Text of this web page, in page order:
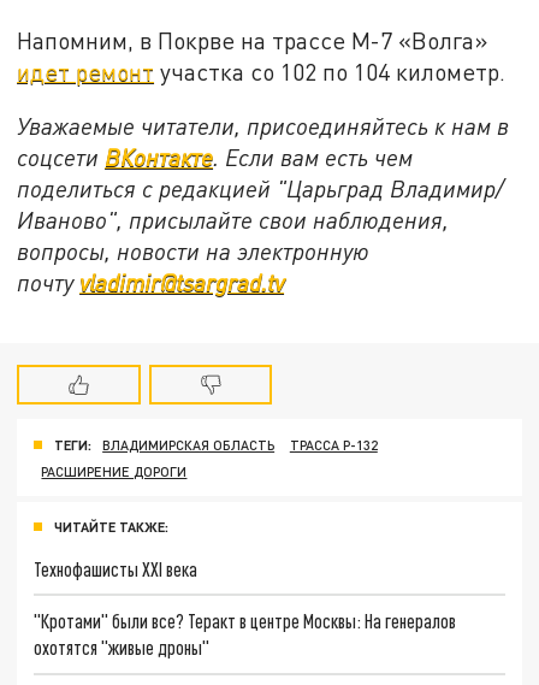
Напомним, в Покрве на трассе М-7 «Волга»
идет ремонт участка со 102 по 104 километр.
Уважаемые читатели, присоединяйтесь к нам в
соцсети ВКонтакте. Если вам есть чем
поделиться с редакцией "Царьград Владимир/
Иваново", присылайте свои наблюдения,
вопросы, новости на электронную
почту vladimir@tsargrad.tv
ТЕГИ: ВЛАДИМИРСКАЯ ОБЛАСТЬ
ТРАССА Р-132
РАСШИРЕНИЕ ДОРОГИ
ЧИТАЙТЕ ТАКЖЕ:
Технофашисты XXI века
"Кротами" были все? Теракт в центре Москвы: На генералов
охотятся "живые дроны"